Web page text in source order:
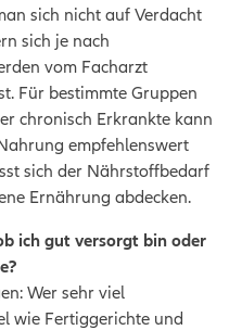
sich nicht auf Verdacht
sich je nach
vom Facharzt
Für bestimmte Gruppen
chronisch Erkrankte kann
empfehlenswert
sich der Nährstoffbedarf
Ernährung abdecken.
ich gut versorgt bin oder
Wer sehr viel
wie Fertiggerichte und